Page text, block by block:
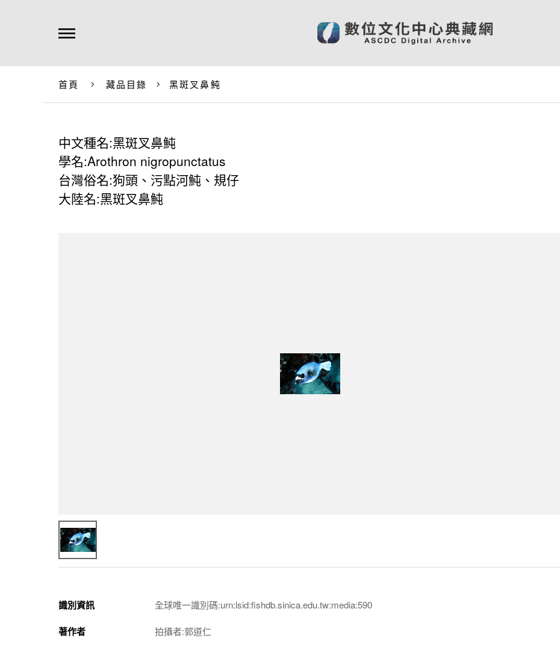
首頁 藏品目錄 黑斑叉鼻魨
中文種名:黑斑叉鼻魨
學名:Arothron nigropunctatus
台灣俗名:狗頭、污點河魨、規仔
大陸名:黑斑叉鼻魨
識別資訊 全球唯一識別碼:urn:lsid:fishdb.sinica.edu.tw:media:590
著作者 拍攝者:郭道仁